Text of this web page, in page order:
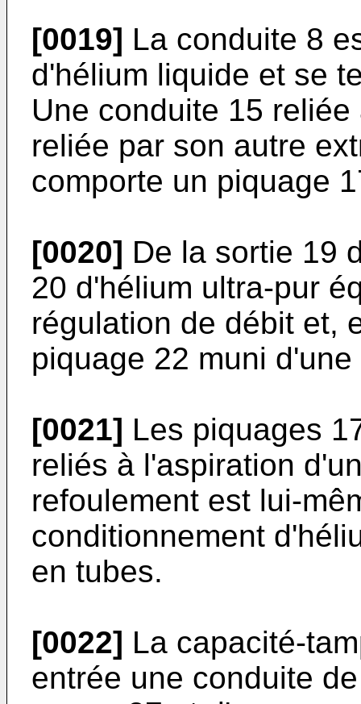
[0019] La conduite 8
d'hélium liquide et se
Une conduite 15
reliée par son autre
comporte un piquage
[0020] De la sortie 19
20 d'hélium ultra-pur
régulation de débit et,
piquage 22 muni
[0021] Les piquages
reliés à l'aspiration
refoulement est lui-
conditionnement
en tubes.
[0022] La capacité-
entrée une conduite